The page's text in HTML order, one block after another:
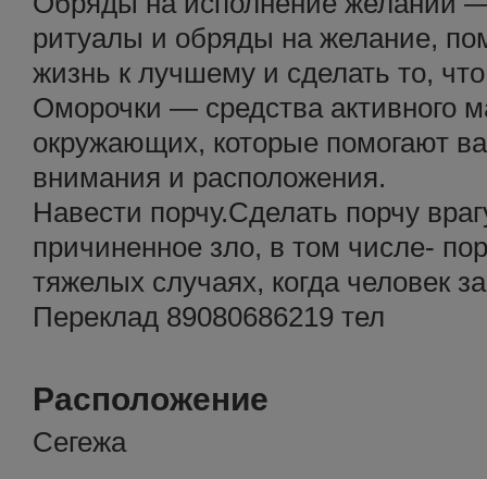
ритуалы и обряды на желание,
жизнь к лучшему и сделать то,
Оморочки — средства активного
окружающих, которые помогают
внимания и расположения.
Навести порчу.Сделать порчу
причиненное зло, в том числе-
тяжелых случаях, когда человек
Переклад 89080686219 тел
Расположение
Сегежа